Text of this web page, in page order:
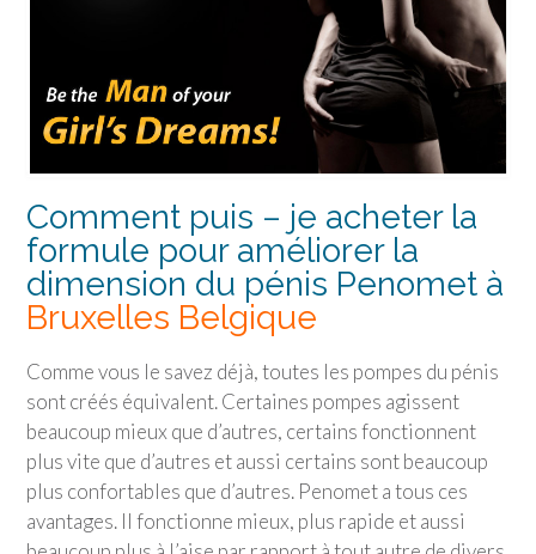
Comment puis – je acheter la
formule pour améliorer la
dimension du pénis Penomet à
Bruxelles Belgique
Comme vous le savez déjà, toutes les pompes du pénis
sont créés équivalent. Certaines pompes agissent
beaucoup mieux que d’autres, certains fonctionnent
plus vite que d’autres et aussi certains sont beaucoup
plus confortables que d’autres. Penomet a tous ces
avantages. Il fonctionne mieux, plus rapide et aussi